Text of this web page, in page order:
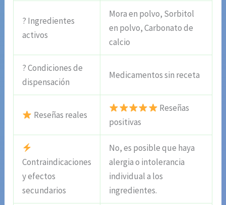
? Ingredientes
activos
Mora en polvo, Sorbitol
en polvo, Carbonato de
calcio
? Condiciones de
dispensación
Medicamentos sin receta
Reseñas reales
Reseñas
positivas
Contraindicaciones
y efectos
secundarios
No, es posible que haya
alergia o intolerancia
individual a los
ingredientes.